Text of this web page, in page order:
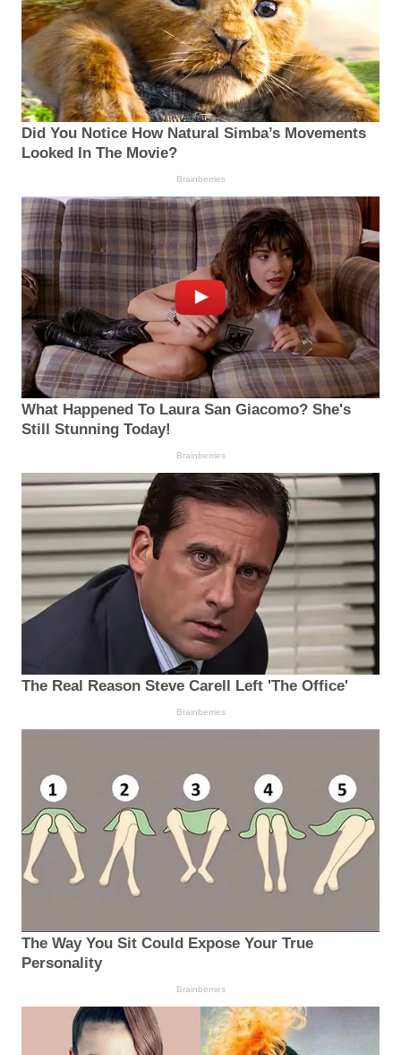
Did You Notice How Natural Simba’s Movements
Looked In The Movie?
Brainberries
What Happened To Laura San Giacomo? She's
Still Stunning Today!
Brainberries
The Real Reason Steve Carell Left 'The Office'
Brainberries
The Way You Sit Could Expose Your True
Personality
Brainberries